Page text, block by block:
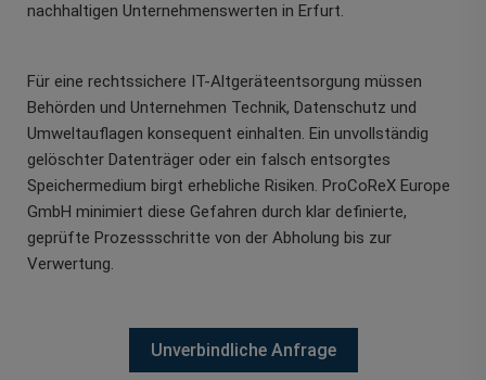
nachhaltigen Unternehmenswerten in Erfurt.
Für eine rechtssichere IT-Altgeräteentsorgung müssen
Behörden und Unternehmen Technik, Datenschutz und
Umweltauflagen konsequent einhalten. Ein unvollständig
gelöschter Datenträger oder ein falsch entsorgtes
Speichermedium birgt erhebliche Risiken. ProCoReX Europe
GmbH minimiert diese Gefahren durch klar definierte,
geprüfte Prozessschritte von der Abholung bis zur
Verwertung.
Unverbindliche Anfrage